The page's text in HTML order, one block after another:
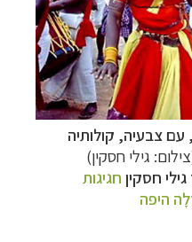
צבעיה, קולותיה
גילי חסקין)
חסקין חגיגות
היפה
הרחוק לחצו לרשימת יעדים »
הצרפתית